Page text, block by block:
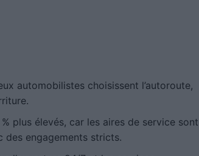
automobilistes choisissent l’autoroute,
plus élevés, car les aires de service sont
des engagements stricts.